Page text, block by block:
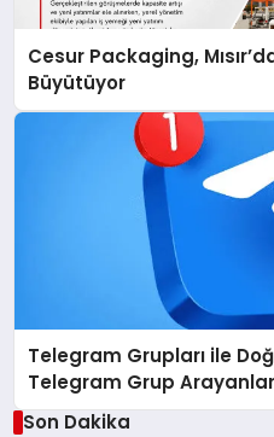
Cesur Packaging,
Büyütüyor
Telegram Grupları ile
Telegram Grup
Çözüm
Son Dakika